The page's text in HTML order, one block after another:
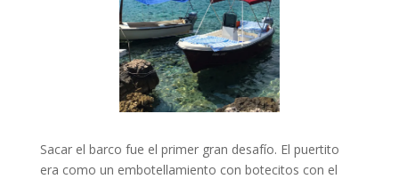
Sacar el barco fue el primer gran desafío. El puertito
era como un embotellamiento con botecitos con el